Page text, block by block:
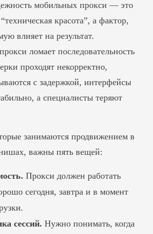
мобильных прокси — это
красота”, а фактор,
влияет на результат.
ломает последовательность
проходят некорректно,
с задержкой, интерфейсы
а специалисты теряют
занимаются продвижением в
важны пять вещей:
Прокси должен работать
сегодня, завтра и в момент
сессий. Нужно понимать, когда